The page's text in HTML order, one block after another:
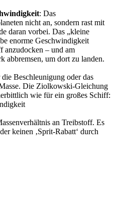
: Das
nicht an, sondern rast mit
daran vorbei. Das „kleine
enorme Geschwindigkeit
anzudocken – und am
abbremsen, um dort zu landen.
Beschleunigung oder das
Die Ziolkowski-Gleichung
wie für ein großes Schiff:
an Treibstoff. Es
keinen ‚Sprit-Rabatt‘ durch